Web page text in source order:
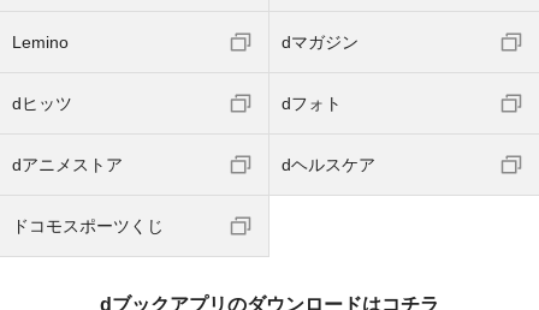
Lemino dマガジン
dヒッツ dフォト
dアニメストア dヘルスケア
ドコモスポーツくじ
dブックアプリのダウンロードはコチラ